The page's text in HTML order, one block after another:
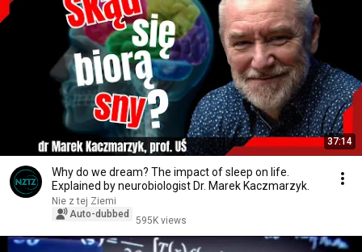
37:14
Why do we dream? The impact of sleep on life.
Explained by neurobiologist Dr. Marek Kaczmarzyk.
Nie z tej Ziemi
Auto-dubbed
595K views